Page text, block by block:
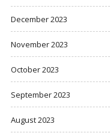
December 2023
November 2023
October 2023
September 2023
August 2023